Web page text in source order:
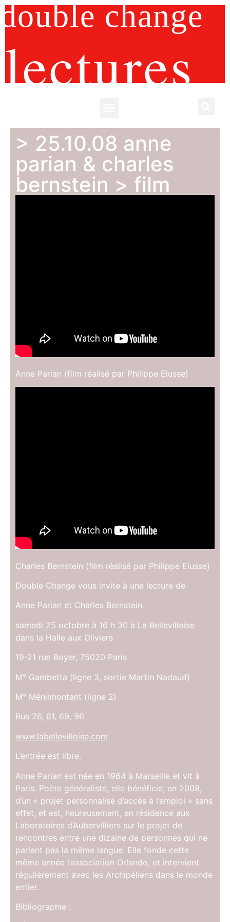
double change
lectures
> 25.10.08 anne
parian & charles
bernstein > film
Anne Parian (film réalisé par Philippe Elusse)
Charles Bernstein (film réalisé par Philippe Elusse)
Double Change vous invite à une lecture de
Anne Parian et Charles Bernstein
samedi 25 octobre à 16 h 30 à La Bellevilloise
dans la Halle aux Oliviers
19-21 rue Boyer, 75020 Paris
M° Gambetta (ligne 3, sortie Martin Nadaud)
M° Ménilmontant (ligne 2)
Bus 26, 61, 69, 96
www.labellevilloise.com
L’entrée est libre.
Anne Parian est née en 1964 à Marseille et vit à
Paris. Poète généraliste, elle bénéficie, en 2008,
d’un « projet personnalisé d’accès à l’emploi » sans
effet, et est, heureusement, en résidence aux
Laboratoires d’Aubervilliers sur le projet de
rencontres entre une dizaine de personnes qui ne
parlent pas la même langue. Elle fonde cette
même année l’association Orlando, et intervient
régulièrement avec les Archipéliens dans le monde
entier.
Bibliographie :